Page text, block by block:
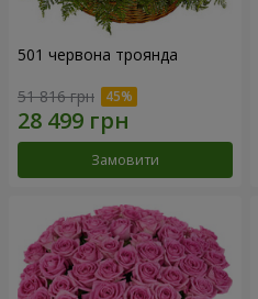
501 червона троянда
51 816 грн
Замовити